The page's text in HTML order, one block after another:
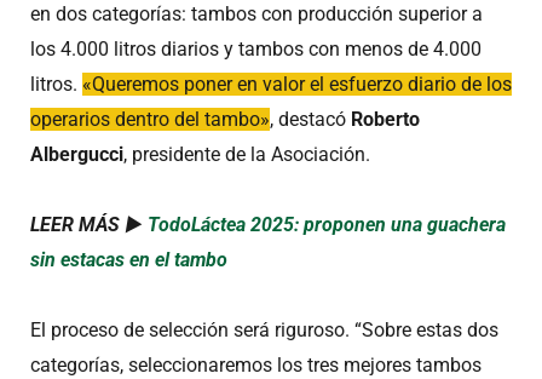
en dos categorías: tambos con producción superior a
los 4.000 litros diarios y tambos con menos de 4.000
litros. «Queremos poner en valor el esfuerzo diario de los
operarios dentro del tambo», destacó Roberto
Albergucci, presidente de la Asociación.
LEER MÁS ► TodoLáctea 2025: proponen una guachera
sin estacas en el tambo
El proceso de selección será riguroso. “Sobre estas dos
categorías, seleccionaremos los tres mejores tambos